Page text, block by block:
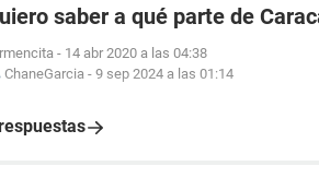
saber a qué parte de
- 14 abr 2020 a las 04:38
ChaneGarcia - 9 sep 2024 a las 01:14